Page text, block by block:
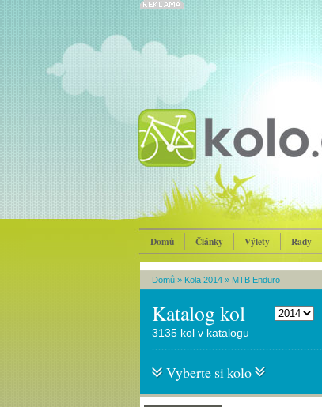
Domů Články Výlety Rady
Domů » Kola 2014 » MTB Enduro
Katalog kol
3135 kol v katalogu
Vyberte si kolo